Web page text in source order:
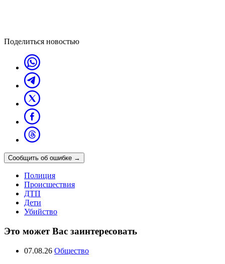
Поделиться новостью
Сообщить об ошибке →
Полиция
Происшествия
ДТП
Дети
Убийство
Это может Вас заинтересовать
07.08.26 Общество